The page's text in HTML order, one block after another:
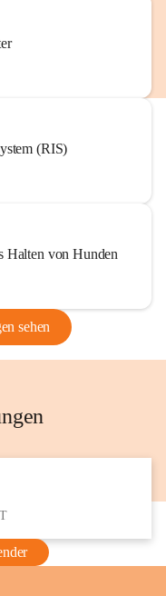
(RIS)
Halten von Hunden
sehen